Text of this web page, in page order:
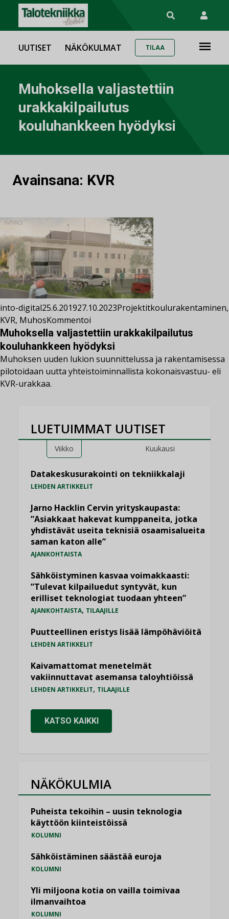
UUTISET NÄKÖKULMAT TILAA
Muhoksella valjastettiin
urakkakilpailutus
kouluhankkeen hyödyksi
Avainsana: KVR
into-digital25.6.201927.10.2023Projektitkoulurakentaminen,
KVR, MuhosKommentoi
Muhoksella valjastettiin urakkakilpailutus
kouluhankkeen hyödyksi
Muhoksen uuden lukion suunnittelussa ja rakentamisessa
pilotoidaan uutta yhteistoiminnallista kokonaisvastuu- eli
KVR-urakkaa.
LUETUIMMAT UUTISET
Viikko Kuukausi
Datakeskusurakointi on tekniikkalaji
LEHDEN ARTIKKELIT
Jarno Hacklin Cervin yrityskaupasta:
”Asiakkaat hakevat kumppaneita, jotka
yhdistävät useita teknisiä osaamisalueita
saman katon alle”
AJANKOHTAISTA
Sähköistyminen kasvaa voimakkaasti:
”Tulevat kilpailuedut syntyvät, kun
erilliset teknologiat tuodaan yhteen”
AJANKOHTAISTA, TILAAJILLE
Puutteellinen eristys lisää lämpöhäviöitä
LEHDEN ARTIKKELIT
Kaivamattomat menetelmät
vakiinnuttavat asemansa taloyhtiöissä
LEHDEN ARTIKKELIT, TILAAJILLE
KATSO KAIKKI
NÄKÖKULMIA
Puheista tekoihin – uusin teknologia
käyttöön kiinteistöissä
KOLUMNI
Sähköistäminen säästää euroja
KOLUMNI
Yli miljoona kotia on vailla toimivaa
ilmanvaihtoa
KOLUMNI